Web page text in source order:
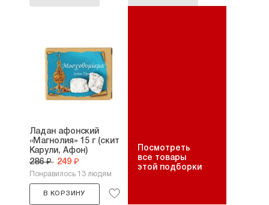
Ладан афонский
«Магнолия» 15 г (скит
Карули, Афон)
286 ₽ 249 ₽
Понравилось 13 людям
В КОРЗИНУ
Посмотреть
все товары
этой подборки